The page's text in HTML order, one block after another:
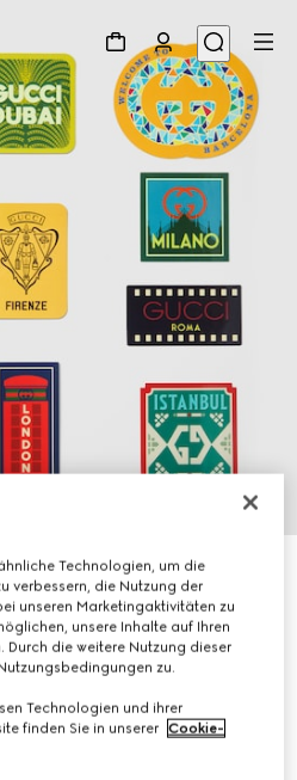
Technologien, um die
verbessern, die Nutzung der
unseren Marketingaktivitäten zu
unsere Inhalte auf Ihren
Durch die weitere Nutzung dieser
zu.
Technologien und ihrer
finden Sie in unserer Cookie-